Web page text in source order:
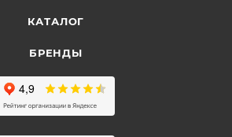
КАТАЛОГ
БРЕНДЫ